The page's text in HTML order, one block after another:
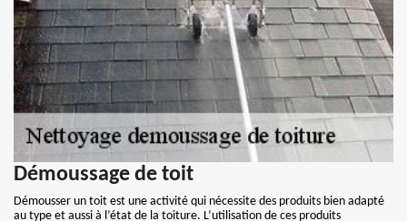
Démoussage de toit
Démousser un toit est une activité qui nécessite des produits bien adapté
au type et aussi à l’état de la toiture. L’utilisation de ces produits